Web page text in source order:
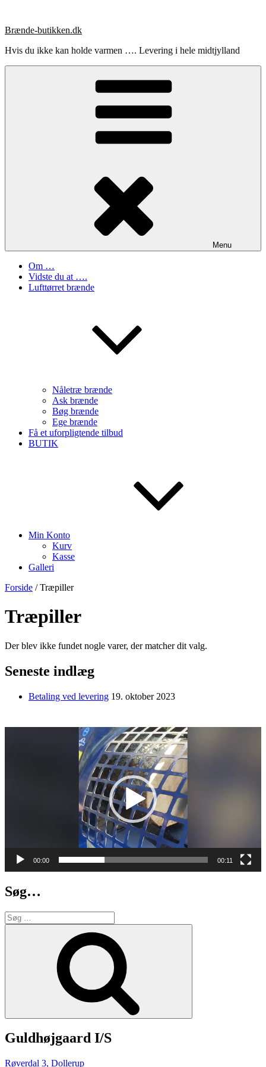
indhold
Brænde-butikken.dk
Hvis du ikke kan holde varmen …. Levering i hele midtjylland
Menu
Om …
Vidste du at ….
Lufttørret brænde
Nåletræ brænde
Ask brænde
Bøg brænde
Ege brænde
Få et uforpligtende tilbud
BUTIK
Min Konto
Kurv
Kasse
Galleri
Forside / Træpiller
Træpiller
Der blev ikke fundet nogle varer, der matcher dit valg.
Seneste indlæg
Betaling ved levering 19. oktober 2023
00:00 00:11
Søg…
Søg
efter:
Guldhøjgaard I/S
Røverdal 3, Dollerup